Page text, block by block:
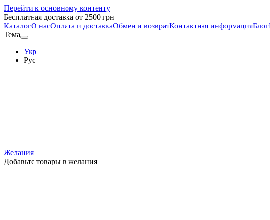
Перейти к основному контенту
Бесплатная доставка от 2500 грн
КаталогО насОплата и доставкаОбмен и возвратКонтактная информацияБлог
Тема
Укр
Рус
Желания
Добавьте товары в желания